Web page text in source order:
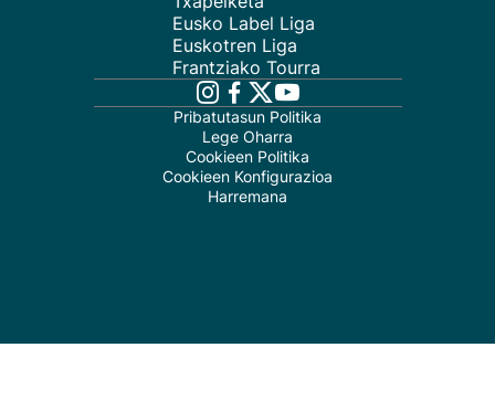
Eusko Label Liga
Euskotren Liga
Frantziako Tourra
Pribatutasun Politika
Lege Oharra
Cookieen Politika
Cookieen Konfigurazioa
Harremana